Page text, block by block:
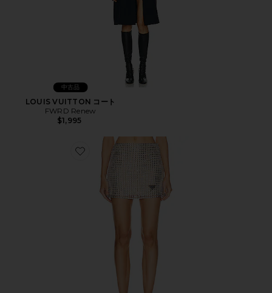
中古品
LOUIS VUITTON コート
FWRD Renew
$1,995
Favorite PRADA スカート